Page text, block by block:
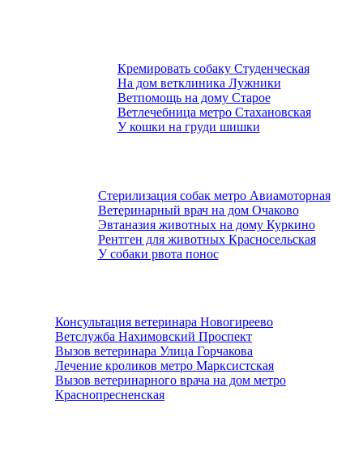
Кремировать собаку Студенческая
На дом ветклиника Лужники
Ветпомощь на дому Старое
Ветлечебница метро Стахановская
У кошки на груди шишки
Стерилизация собак метро Авиамоторная
Ветеринарный врач на дом Очаково
Эвтаназия животных на дому Куркино
Рентген для животных Красносельская
У собаки рвота понос
Консультация ветеринара Новогиреево
Ветслужба Нахимовский Проспект
Вызов ветеринара Улица Горчакова
Лечение кроликов метро Марксистская
Вызов ветеринарного врача на дом метро
Краснопресненская